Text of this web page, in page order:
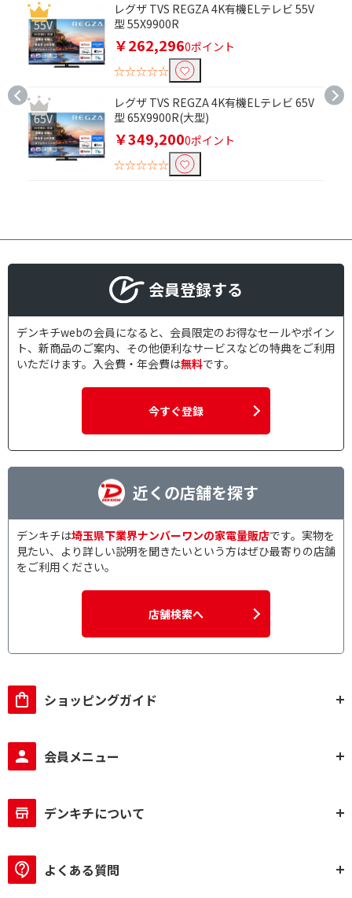
レグザ TVS REGZA 4K有機ELテレビ 55V
型 55X9900R
￥262,2960ポイント
☆☆☆☆☆
レグザ TVS REGZA 4K有機ELテレビ 65V
型 65X9900R(大型)
￥349,2000ポイント
☆☆☆☆☆
会員登録する
デンキチwebの会員になると、会員限定のお得なセールやポイン
ト、新商品のご案内、その他便利なサービスなどの特典をご利用
いただけます。入会費・年会費は無料です。
今すぐ登録
近くの店舗を探す
デンキチは埼玉県下業界ナンバーワンの家電量販店です。実物を
見たい、より詳しい説明を聞きたいという方はぜひ最寄りの店舗
をご利用ください。
店舗検索へ
ショッピングガイド
会員メニュー
デンキチについて
よくある質問